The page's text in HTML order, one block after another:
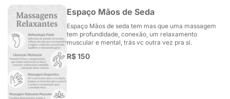
Espaço Mãos de Seda
Espaço Mãos de seda tem mas que uma massagem
tem profundidade, conexão, um relaxamento
muscular e mental, trás vc outra vez pra si.
R$ 150